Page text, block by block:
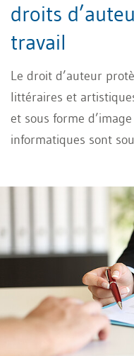
droits
travail
Le droit d’auteur
littéraires et
et sous forme
informatiques sont
œuvre sera publiée.
quand et comment
ne protège